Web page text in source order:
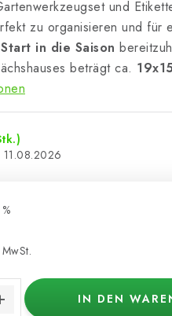
und
zu organisieren und für
in die Saison
beträgt ca.
11.08.2026
IN DEN